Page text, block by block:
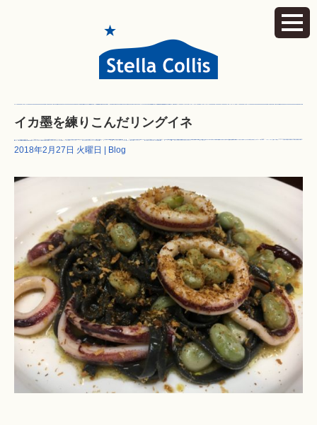
イカ墨を練りこんだリングイネ
2018年2月27日 火曜日 | Blog